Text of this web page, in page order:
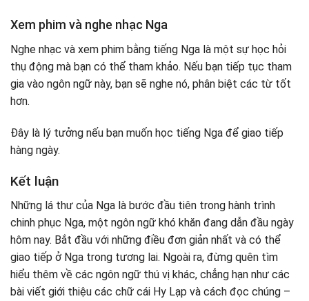
Xem phim và nghe nhạc Nga
Nghe nhạc và xem phim bằng tiếng Nga là một sự học hỏi
thụ động mà bạn có thể tham khảo. Nếu bạn tiếp tục tham
gia vào ngôn ngữ này, bạn sẽ nghe nó, phân biệt các từ tốt
hơn.
Đây là lý tưởng nếu bạn muốn học tiếng Nga để giao tiếp
hàng ngày.
Kết luận
Những lá thư của Nga là bước đầu tiên trong hành trình
chinh phục Nga, một ngôn ngữ khó khăn đang dẫn đầu ngày
hôm nay. Bắt đầu với những điều đơn giản nhất và có thể
giao tiếp ở Nga trong tương lai. Ngoài ra, đừng quên tìm
hiểu thêm về các ngôn ngữ thú vị khác, chẳng hạn như các
bài viết giới thiệu các chữ cái Hy Lạp và cách đọc chúng –